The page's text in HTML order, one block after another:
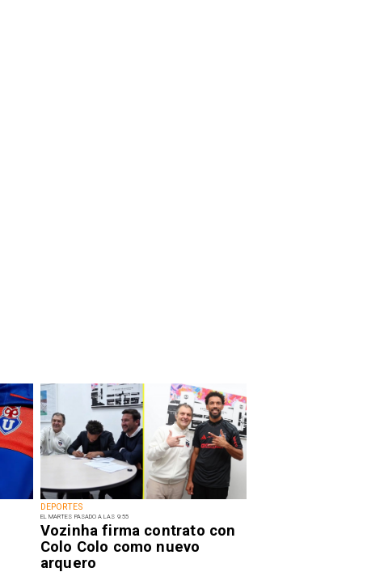
DEPORTES
EL MARTES PASADO A LAS 9:55
Vozinha firma contrato con
Colo Colo como nuevo
arquero